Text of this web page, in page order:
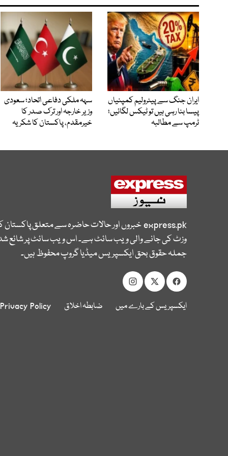
ایران جنگ سے پیٹرولیم کمپنیاں
پیسا بنا رہی ہیں تو ٹیکس لگائیں؛
ٹرمپ سے مطالبہ
سہہ ملکی دفاعی اتحاد؛ سعودی
وزیر خارجہ اور ترک صدر کا
خیرمقدم، پاکستان کا شکریہ
express.pkخبروں اور حالات حاضرہ سے متعلق
وزٹ کی جانے والی ویب سائٹ ہے۔ اس ویب سائٹ پر شائع
جملہ حقوق بحق ایکسپریس میڈیا گروپ محفوظ ہیں۔
ایکسپریس کے بارے میں ضابطہ اخلاق Privacy Policy